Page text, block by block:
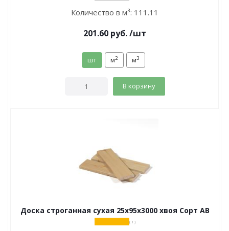
Количество в м³: 111.11
201.60 руб./шт
шт м2 м3
В корзину
Доска строганная сухая 25х95х3000 хвоя Сорт АВ
( 1 )